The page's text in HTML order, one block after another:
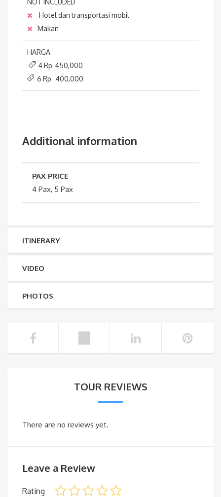
NOT INCLUDED
Hotel dan transportasi mobil
Makan
HARGA
4 Rp 450,000
6 Rp 400,000
Additional information
PAX PRICE
4 Pax, 5 Pax
ITINERARY
VIDEO
PHOTOS
TOUR REVIEWS
There are no reviews yet.
Leave a Review
Rating